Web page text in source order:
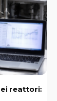
reattori: